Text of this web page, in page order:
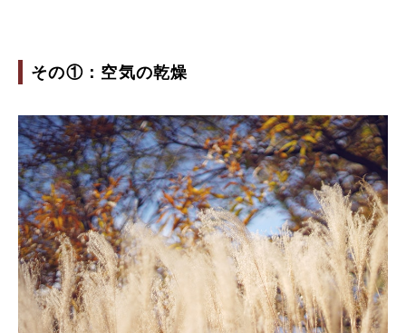
その①：空気の乾燥